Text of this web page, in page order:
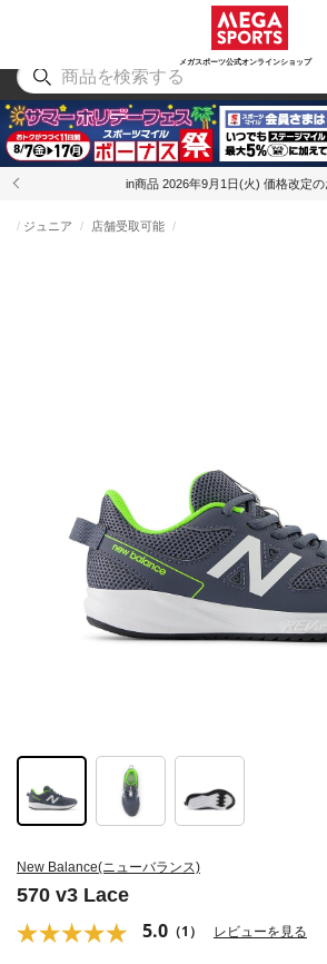
メガスポーツ公式オンラインショップ
アウトドア
in商品 2026年9月1日(火) 価格改定
New Balance(ニューバランス)
570 v3 Lace
5.0 （1） レビューを見る
ジュニア 店舗受取可能